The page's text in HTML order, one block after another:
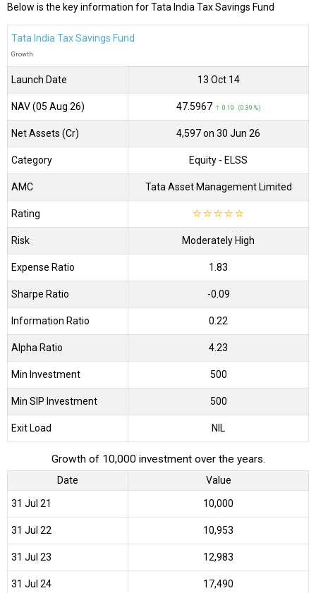
Below is the key information for Tata India Tax Savings Fund
Tata India Tax Savings Fund
Growth
Launch Date 13 Oct 14
NAV (05 Aug 26) ₹47.5967 ↑ 0.19 (0.39 %)
Net Assets (Cr) ₹4,597 on 30 Jun 26
Category Equity - ELSS
AMC Tata Asset Management Limited
Rating ☆☆☆☆☆
Risk Moderately High
Expense Ratio 1.83
Sharpe Ratio -0.09
Information Ratio 0.22
Alpha Ratio 4.23
Min Investment 500
Min SIP Investment 500
Exit Load NIL
Growth of 10,000 investment over the years.
Date Value
31 Jul 21 ₹10,000
31 Jul 22 ₹10,953
31 Jul 23 ₹12,983
31 Jul 24 ₹17,490